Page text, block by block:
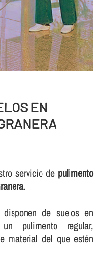
EN
servicio de pulimento
.
de suelos en
pulimento regular,
material del que estén